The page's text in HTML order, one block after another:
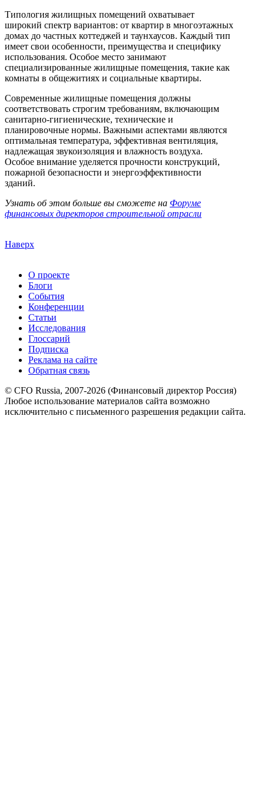
Типология жилищных помещений охватывает
широкий спектр вариантов: от квартир в многоэтажных
домах до частных коттеджей и таунхаусов. Каждый тип
имеет свои особенности, преимущества и специфику
использования. Особое место занимают
специализированные жилищные помещения, такие как
комнаты в общежитиях и социальные квартиры.
Современные жилищные помещения должны
соответствовать строгим требованиям, включающим
санитарно-гигиенические, технические и
планировочные нормы. Важными аспектами являются
оптимальная температура, эффективная вентиляция,
надлежащая звукоизоляция и влажность воздуха.
Особое внимание уделяется прочности конструкций,
пожарной безопасности и энергоэффективности
зданий.
Узнать об этом больше вы сможете на Форуме
финансовых директоров строительной отрасли
Наверх
О проекте
Блоги
События
Конференции
Статьи
Исследования
Глоссарий
Подписка
Реклама на сайте
Обратная связь
© CFO Russia, 2007-2026 (Финансовый директор Россия)
Любое использование материалов сайта возможно
исключительно с письменного разрешения редакции сайта.